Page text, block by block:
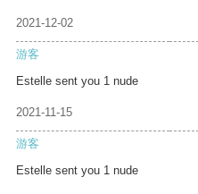
2021-12-02
游客
Estelle sent you 1 nude
2021-11-15
游客
Estelle sent you 1 nude